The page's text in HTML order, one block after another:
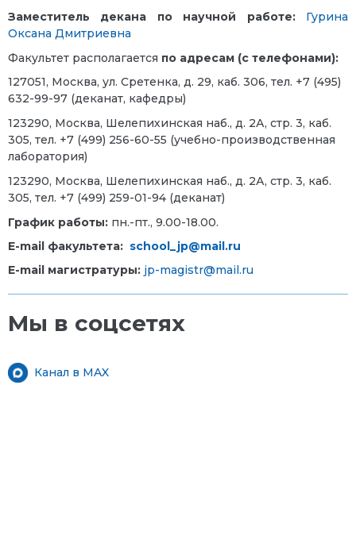
Заместитель декана по научной работе:
Гурина
Оксана Дмитриевна
Факультет располагается по адресам (с телефонами):
127051, Москва, ул. Сретенка, д. 29, каб. 306, тел. +7 (495)
632-99-97 (деканат, кафедры)
123290, Москва, Шелепихинская наб., д. 2А, стр. 3, каб.
305, тел. +7 (499) 256-60-55 (учебно-производственная
лаборатория)
123290, Москва, Шелепихинская наб., д. 2А, стр. 3, каб.
305, тел. +7 (499) 259-01-94 (деканат)
График работы: пн.-пт., 9.00-18.00.
E-mail факультета: school_jp@mail.ru
E-mail магистратуры: jp-magistr@mail.ru
Мы в соцсетях
Канал в MAX